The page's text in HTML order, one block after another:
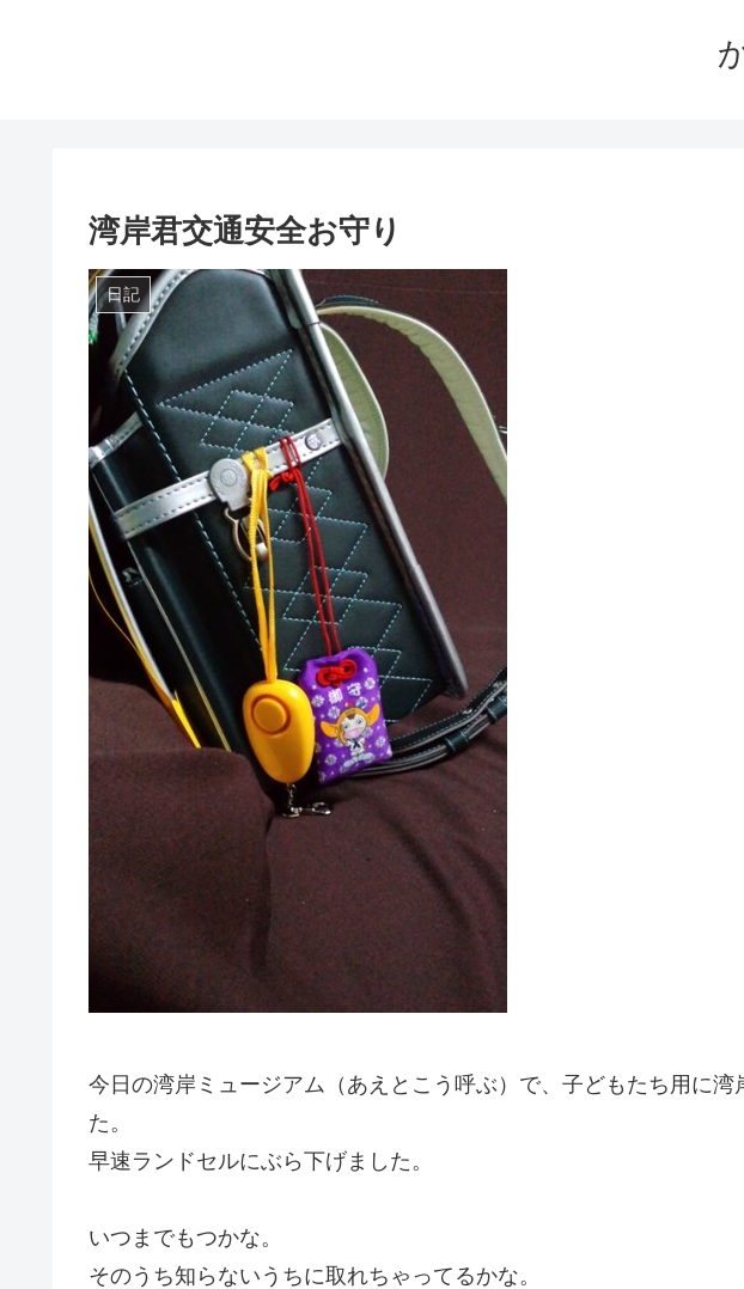
湾岸君交通安全お守り
日記
今日の湾岸ミュージアム（あえとこう呼ぶ）で、子どもたち用に湾
た。
早速ランドセルにぶら下げました。
いつまでもつかな。
そのうち知らないうちに取れちゃってるかな。